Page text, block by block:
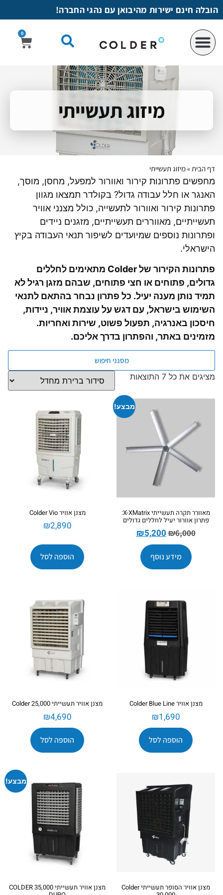
לתוכן
הובלה חינם ישירות מהיבואן עם נהגי החברה!
0
מיזוג תעשייתי
דף הבית »מיזוג תעשייתי
מחפשים פתרונות קירור ואוורור למפעל, מחסן, מוסך,
האנגר או חלל עבודה גדול? בקולדר תמצאו מגוון
פתרונות קירור ואוורור לתעשייה, כולל מצנני אוויר
תעשייתיים, מאווררים תעשייתיים, מזגנים ניידים
ופתרונות נוספים שמיועדים לשיפור תנאי העבודה בקיץ
הישראלי.
פתרונות הקירור של Colder מתאימים לחללים
גדולים, פתוחים או חצי פתוחים, שבהם מזגן רגיל לא
תמיד נותן מענה יעיל. כל פתרון נבחר בהתאם לתנאי
השימוש בישראל, עם דגש על עוצמת אוויר, ניידות,
חיסכון באנרגיה, תפעול פשוט, שירות ואחריות.
מזמינים באתר, והפתרון בדרך אליכם.
מסנני חיפוש
מציגים את כל ⁦7⁩ התוצאות
מבצע!
מאוורר תקרה תעשייתי X-XMatrix:
פתרון אוורור יעיל לחללים גדולים
₪6,000
₪5,200
מידע נוסף
מצנן אוויר Colder Vio
₪2,890
הוספה לסל
מצנן אוויר Colder Blue Line
₪1,690
הוספה לסל
מצנן אוויר תעשייתי Colder 25,000
₪4,690
הוספה לסל
מצנן אוויר הסופר תעשייתי Colder
מבצע!
מצנן אוויר תעשייתי 35,000 COLDER